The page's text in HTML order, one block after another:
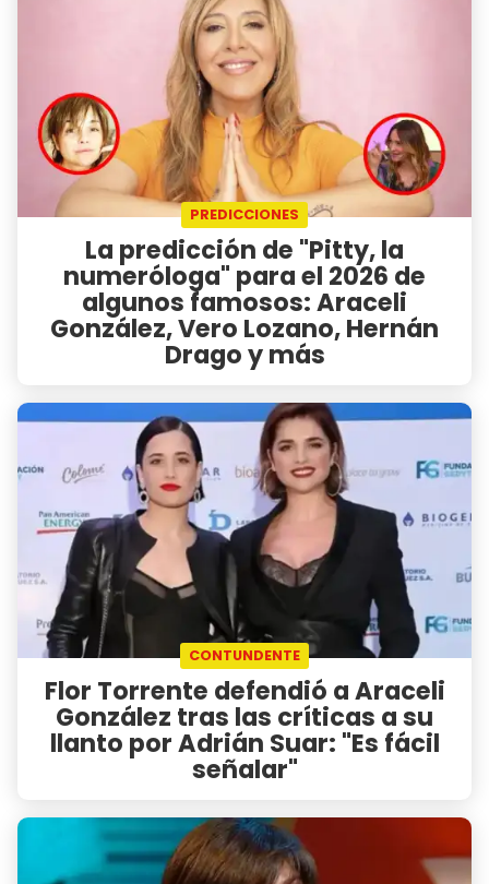
PREDICCIONES
La predicción de "Pitty, la
numeróloga" para el 2026 de
algunos famosos: Araceli
González, Vero Lozano, Hernán
Drago y más
CONTUNDENTE
Flor Torrente defendió a Araceli
González tras las críticas a su
llanto por Adrián Suar: "Es fácil
señalar"